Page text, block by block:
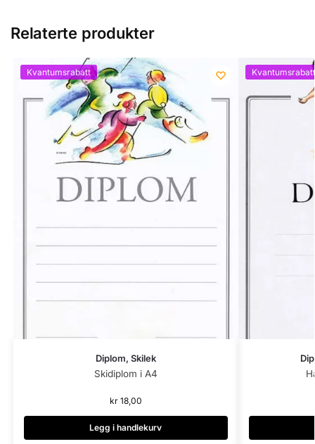
Relaterte produkter
Kvantumsrabatt
Diplom, Skilek
Skidiplom i A4
kr18,00
Legg i handlekurv
Kvantumsrabatt